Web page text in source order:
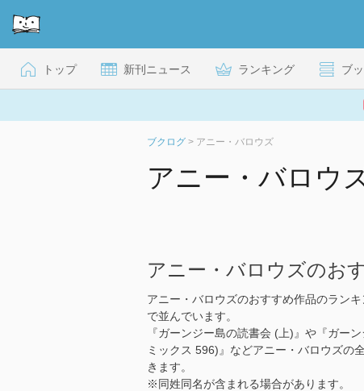
トップ 新刊ニュース ランキング ブ
ブクログ > アニー・バロウズ
アニー・バロウ
アニー・バロウズのお
アニー・バロウズのおすすめ作品のラン
で並んでいます。
『ガーンジー島の読書会 (上)』や『ガー
ミックス 596)』などアニー・バロウズの
きます。
※同姓同名が含まれる場合があります。